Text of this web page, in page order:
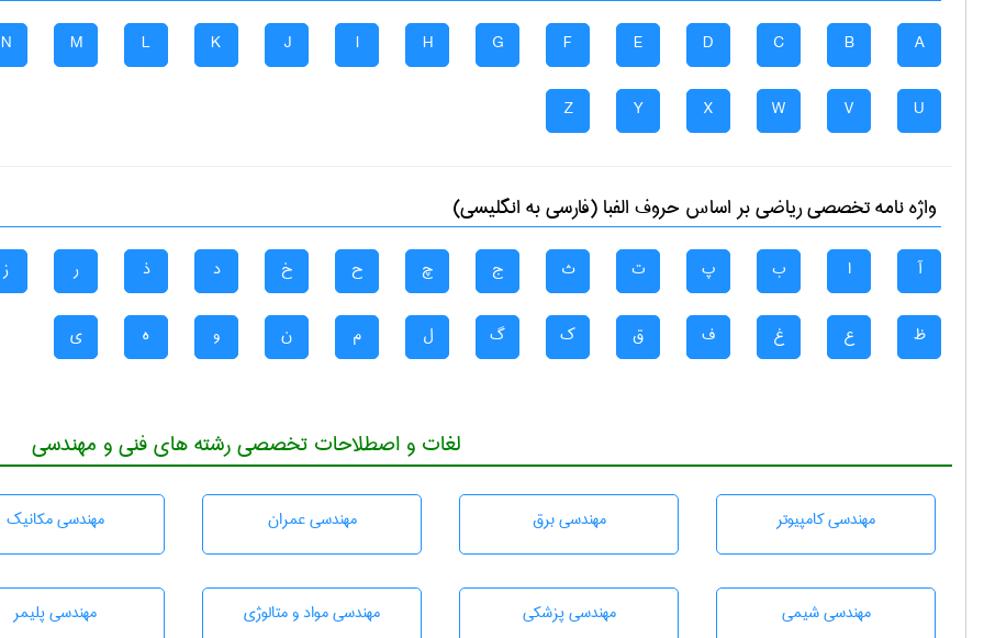
A
B
C
D
E
F
G
H
I
J
K
L
M
N
U
V
W
X
Y
Z
واژه نامه تخصصیرياضیبر اساس حروف الفبا (فارسی به انگلیسی)
آ ا ب پ ت ث ج چ ح خ د ذ ر ز
ظ ع غ ف ق ک گ ل م ن و ه ی
لغات و اصطلاحات تخصصی رشته های فنی و مهندسی
مهندسی كامپيوتر مهندسی برق مهندسی عمران مهندسی مکانیک
مهندسي شيمی مهندسی پزشکی مهندسی مواد و متالوژی مهندسی پليمر